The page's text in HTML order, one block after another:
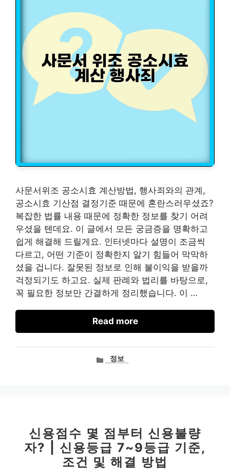
사문서위조 공소시효 계산방법, 행사죄와의 관계,
공소시효 기산점 결정기준 때문에 혼란스러우셨죠?
복잡한 법률 내용 때문에 정확한 정보를 찾기 어려
우셨을 텐데요. 이 글에서 모든 궁금증을 명확하고
쉽게 해결해 드릴게요. 인터넷마다 설명이 조금씩
다르고, 어떤 기준이 정확한지 알기 힘들어 막막하
셨을 겁니다. 잘못된 정보로 인해 불이익을 받을까
걱정되기도 하고요. 실제 판례와 법리를 바탕으로,
꼭 필요한 정보만 간결하게 정리했습니다. 이 …
Read more
카정보
신용점수 몇 점부터 신용불량
자? | 신용등급 7~9등급 기준,
조건 및 해결 방법